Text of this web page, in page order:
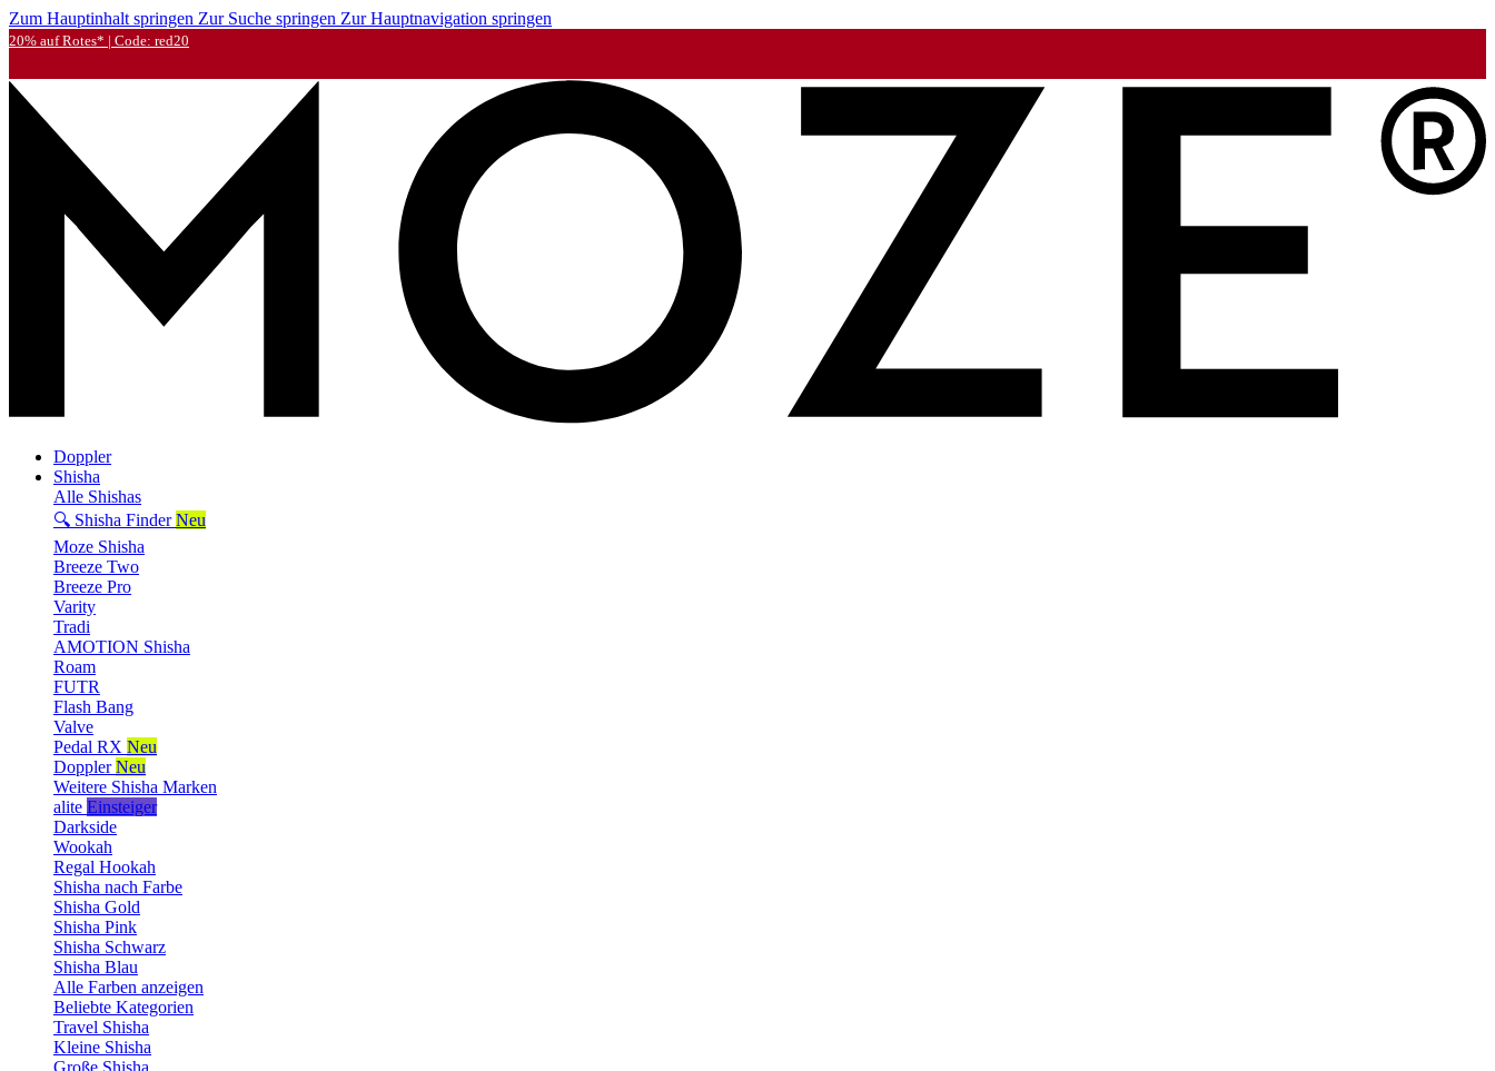
Zum Hauptinhalt springen Zur Suche springen Zur Hauptnavigation springen
20% auf Rotes* | Code: red20
Doppler
Shisha
Alle Shishas
🔍 Shisha Finder Neu
Moze Shisha
Breeze Two
Breeze Pro
Varity
Tradi
AMOTION Shisha
Roam
FUTR
Flash Bang
Valve
Pedal RX Neu
Doppler Neu
Weitere Shisha Marken
alite Einsteiger
Darkside
Wookah
Regal Hookah
Shisha nach Farbe
Shisha Gold
Shisha Pink
Shisha Schwarz
Shisha Blau
Alle Farben anzeigen
Beliebte Kategorien
Travel Shisha
Kleine Shisha